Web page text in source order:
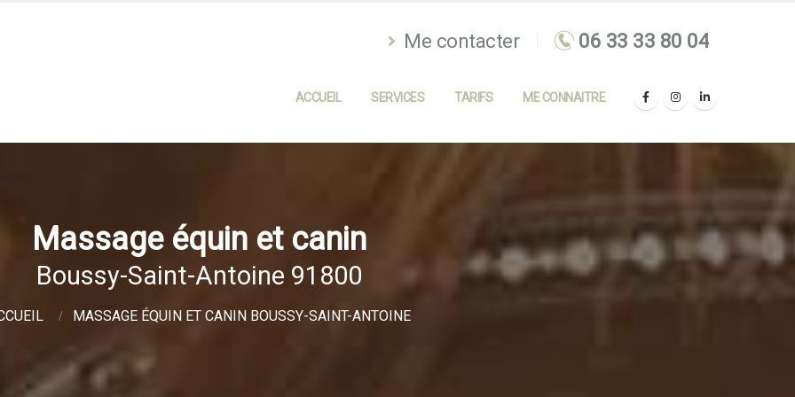
Me contacter
ACCUEIL SERVICES TARIFS ME CONNAITRE
Massage équin et canin
Boussy-Saint-Antoine 91800
MASSAGE ÉQUIN ET CANIN BOUSSY-SAINT-ANTOINE